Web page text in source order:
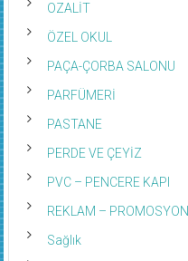
OZALİT
ÖZEL OKUL
PAÇA-ÇORBA SALONU
PARFÜMERİ
PASTANE
PERDE VE ÇEYİZ
PVC – PENCERE KAPI
REKLAM – PROMOSYON
Sağlık